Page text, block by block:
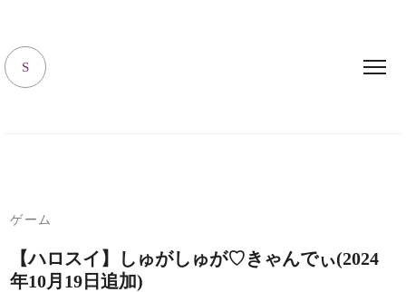
S
ゲーム
【ハロスイ】しゅがしゅが♡きゃんでぃ(2024
年10月19日追加)